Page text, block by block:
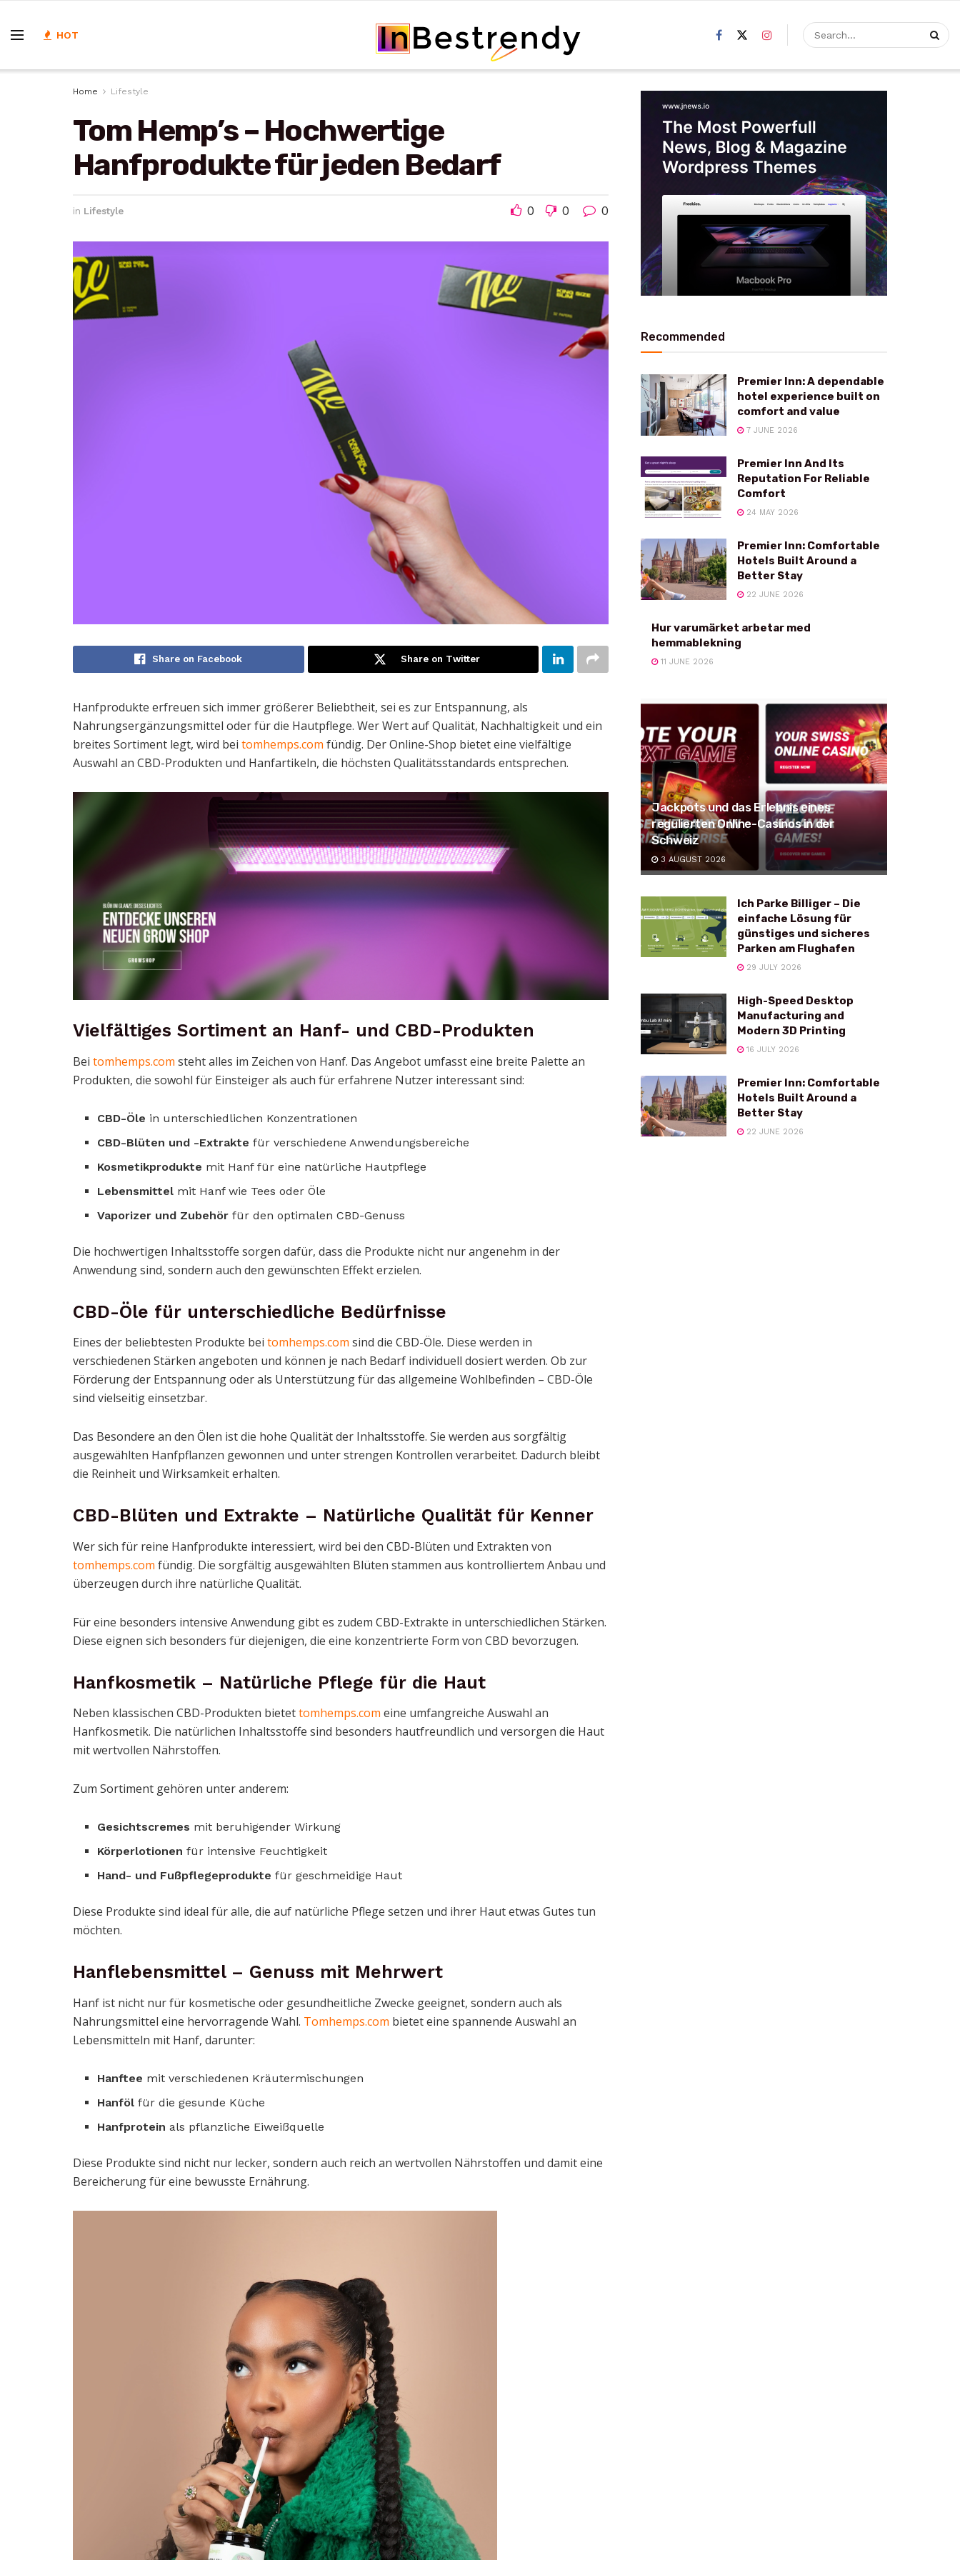
HOT
Home Lifestyle
Tom Hemp’s – Hochwertige
Hanfprodukte für jeden Bedarf
in Lifestyle 0 0 0
Share on Facebook Share on Twitter
Hanfprodukte erfreuen sich immer größerer Beliebtheit, sei es zur Entspannung, als
Nahrungsergänzungsmittel oder für die Hautpflege. Wer Wert auf Qualität, Nachhaltigkeit und ein
breites Sortiment legt, wird bei tomhemps.com fündig. Der Online-Shop bietet eine vielfältige
Auswahl an CBD-Produkten und Hanfartikeln, die höchsten Qualitätsstandards entsprechen.
Vielfältiges Sortiment an Hanf- und CBD-Produkten
Bei tomhemps.com steht alles im Zeichen von Hanf. Das Angebot umfasst eine breite Palette an
Produkten, die sowohl für Einsteiger als auch für erfahrene Nutzer interessant sind:
CBD-Öle in unterschiedlichen Konzentrationen
CBD-Blüten und -Extrakte für verschiedene Anwendungsbereiche
Kosmetikprodukte mit Hanf für eine natürliche Hautpflege
Lebensmittel mit Hanf wie Tees oder Öle
Vaporizer und Zubehör für den optimalen CBD-Genuss
Die hochwertigen Inhaltsstoffe sorgen dafür, dass die Produkte nicht nur angenehm in der
Anwendung sind, sondern auch den gewünschten Effekt erzielen.
CBD-Öle für unterschiedliche Bedürfnisse
Eines der beliebtesten Produkte bei tomhemps.com sind die CBD-Öle. Diese werden in
verschiedenen Stärken angeboten und können je nach Bedarf individuell dosiert werden. Ob zur
Förderung der Entspannung oder als Unterstützung für das allgemeine Wohlbefinden – CBD-Öle
sind vielseitig einsetzbar.
Das Besondere an den Ölen ist die hohe Qualität der Inhaltsstoffe. Sie werden aus sorgfältig
ausgewählten Hanfpflanzen gewonnen und unter strengen Kontrollen verarbeitet. Dadurch bleibt
die Reinheit und Wirksamkeit erhalten.
CBD-Blüten und Extrakte – Natürliche Qualität für Kenner
Wer sich für reine Hanfprodukte interessiert, wird bei den CBD-Blüten und Extrakten von
tomhemps.com fündig. Die sorgfältig ausgewählten Blüten stammen aus kontrolliertem Anbau und
überzeugen durch ihre natürliche Qualität.
Für eine besonders intensive Anwendung gibt es zudem CBD-Extrakte in unterschiedlichen Stärken.
Diese eignen sich besonders für diejenigen, die eine konzentrierte Form von CBD bevorzugen.
Hanfkosmetik – Natürliche Pflege für die Haut
Neben klassischen CBD-Produkten bietettomhemps.com eine umfangreiche Auswahl an
Hanfkosmetik. Die natürlichen Inhaltsstoffe sind besonders hautfreundlich und versorgen die Haut
mit wertvollen Nährstoffen.
Zum Sortiment gehören unter anderem:
Gesichtscremes mit beruhigender Wirkung
Körperlotionen für intensive Feuchtigkeit
Hand- und Fußpflegeprodukte für geschmeidige Haut
Diese Produkte sind ideal für alle, die auf natürliche Pflege setzen und ihrer Haut etwas Gutes tun
möchten.
Hanflebensmittel – Genuss mit Mehrwert
Hanf ist nicht nur für kosmetische oder gesundheitliche Zwecke geeignet, sondern auch als
Nahrungsmittel eine hervorragende Wahl. Tomhemps.com bietet eine spannende Auswahl an
Lebensmitteln mit Hanf, darunter:
Hanftee mit verschiedenen Kräutermischungen
Hanföl für die gesunde Küche
Hanfprotein als pflanzliche Eiweißquelle
Diese Produkte sind nicht nur lecker, sondern auch reich an wertvollen Nährstoffen und damit eine
Bereicherung für eine bewusste Ernährung.
Recommended
Premier Inn: A dependable
hotel experience built on
comfort and value
7 JUNE 2026
Premier Inn And Its
Reputation For Reliable
Comfort
24 MAY 2026
Premier Inn: Comfortable
Hotels Built Around a
Better Stay
22 JUNE 2026
Hur varumärket arbetar med
hemmablekning
11 JUNE 2026
Jackpots und das Erlebnis eines
regulierten Online-Casinos in der
Schweiz
3 AUGUST 2026
Ich Parke Billiger – Die
einfache Lösung für
günstiges und sicheres
Parken am Flughafen
29 JULY 2026
High-Speed Desktop
Manufacturing and
Modern 3D Printing
16 JULY 2026
Premier Inn: Comfortable
Hotels Built Around a
Better Stay
22 JUNE 2026